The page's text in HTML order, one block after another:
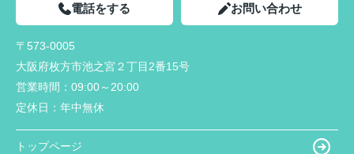
電話をする お問い合わせ
〒573-0005
大阪府枚方市池之宮２丁目2番15号
営業時間： 09:00～20:00
定休日： 年中無休
トップページ